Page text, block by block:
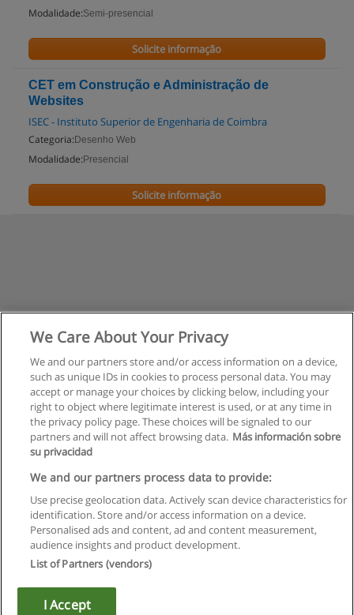
Modalidade:Semi-presencial
Solicite informação
CET em Construção e Administração de
Websites
ISEC - Instituto Superior de Engenharia de Coimbra
Categoria: Desenho Web
Modalidade: Presencial
Solicite informação
Regras de uso
Privacidade de dados
Entrar em contato com Educaedu
Copyright © Educaedu Business S.L. - CIF : B-95610580: -
We Care About Your Privacy
We and our partners store and/or access information on a device,
such as unique IDs in cookies to process personal data. You may
accept or manage your choices by clicking below, including your
right to object where legitimate interest is used, or at any time in
the privacy policy page. These choices will be signaled to our
partners and will not affect browsing data. Más información sobre
su privacidad
We and our partners process data to provide:
Use precise geolocation data. Actively scan device characteristics for
identification. Store and/or access information on a device.
Personalised ads and content, ad and content measurement,
audience insights and product development.
List of Partners (vendors)
I Accept